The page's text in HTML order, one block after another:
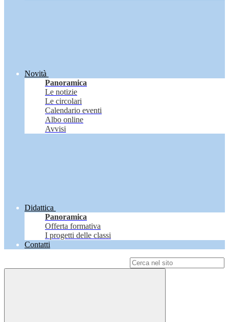
Novità
Panoramica
Le notizie
Le circolari
Calendario eventi
Albo online
Avvisi
Didattica
Panoramica
Offerta formativa
I progetti delle classi
Contatti